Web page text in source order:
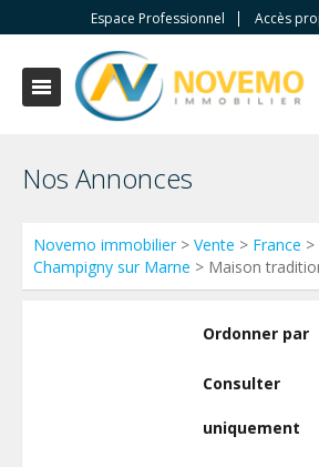
Espace Professionnel Accès
Nos Annonces
Novemo immobilier> Vente > France >
Champigny sur Marne > Maison
Ordonner par
Consulter
uniquement